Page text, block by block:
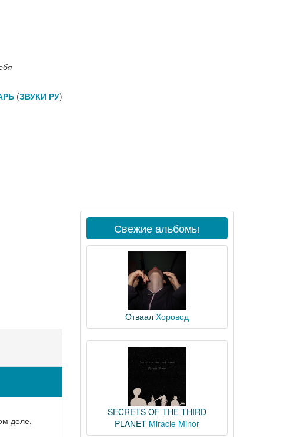
(ЗВУКИ РУ)
деле,
Свежие альбомы
Отваал Хоровод
SECRETS OF THE THIRD
PLANET Miracle Minor